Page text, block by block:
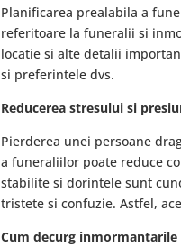
Planificarea prealabila a
referitoare la funeralii si
locatie si alte detalii
si preferintele dvs.
Reducerea stresului si
Pierderea unei persoane
a funeraliilor poate reduce
stabilite si dorintele sunt
tristete si confuzie. Astfel,
Cum decurg inmormantarile